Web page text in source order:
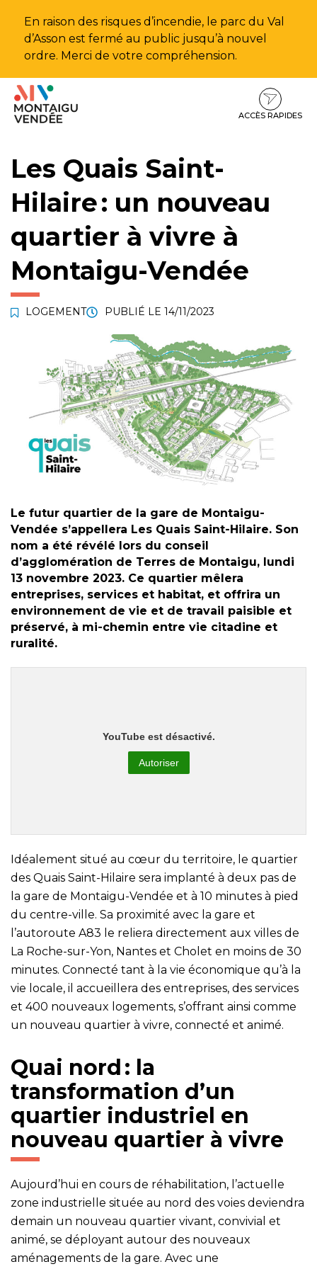
En raison des risques d’incendie, le parc du Val
d’Asson est fermé au public jusqu’à nouvel
ordre. Merci de votre compréhension.
Aller
Aller
contenu
Aller
pied
ACCÈS RAPIDES
Les Quais Saint-
Hilaire : un nouveau
quartier à vivre à
Montaigu-Vendée
LOGEMENT PUBLIÉ LE 14/11/2023
Le futur quartier de la gare de Montaigu-
Vendée s’appellera Les Quais Saint-Hilaire. Son
nom a été révélé lors du conseil
d’agglomération de Terres de Montaigu, lundi
13 novembre 2023. Ce quartier mêlera
entreprises, services et habitat, et offrira un
environnement de vie et de travail paisible et
préservé, à mi-chemin entre vie citadine et
ruralité.
YouTube est désactivé.
Autoriser
Idéalement situé au cœur du territoire, le quartier
des Quais Saint-Hilaire sera implanté à deux pas de
la gare de Montaigu-Vendée et à 10 minutes à pied
du centre-ville. Sa proximité avec la gare et
l’autoroute A83 le reliera directement aux villes de
La Roche-sur-Yon, Nantes et Cholet en moins de 30
minutes. Connecté tant à la vie économique qu’à la
vie locale, il accueillera des entreprises, des services
et 400 nouveaux logements, s’offrant ainsi comme
un nouveau quartier à vivre, connecté et animé.
Quai nord : la
transformation d’un
quartier industriel en
nouveau quartier à vivre
Aujourd’hui en cours de réhabilitation, l’actuelle
zone industrielle située au nord des voies deviendra
demain un nouveau quartier vivant, convivial et
animé, se déployant autour des nouveaux
aménagements de la gare. Avec une